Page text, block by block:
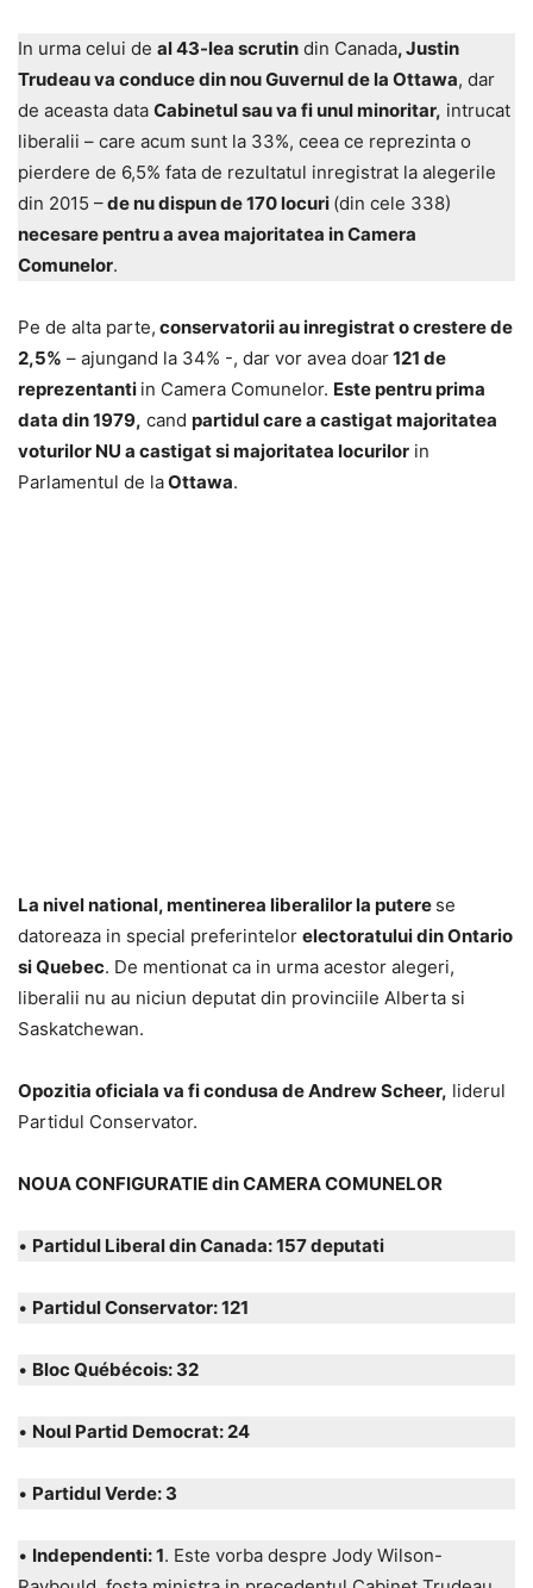
In urma celui de al 43-lea scrutin din Canada, Justin
Trudeau va conduce din nou Guvernul de la Ottawa, dar
de aceasta data Cabinetul sau va fi unul minoritar, intrucat
liberalii – care acum sunt la 33%, ceea ce reprezinta o
pierdere de 6,5% fata de rezultatul inregistrat la alegerile
din 2015 –de nu dispun de 170 locuri (din cele 338)
necesare pentru a avea majoritatea in Camera
Comunelor.
Pe de alta parte, conservatorii au inregistrat o crestere de
2,5% – ajungand la 34% -, dar vor avea doar121 de
reprezentanti in Camera Comunelor. Este pentru prima
data din 1979, cand partidul care a castigat majoritatea
voturilor NU a castigat si majoritatea locurilor in
Parlamentul de laOttawa.
La nivel national, mentinerea liberalilor la putere se
datoreaza in special preferintelor electoratului din Ontario
si Quebec. De mentionat ca in urma acestor alegeri,
liberalii nu au niciun deputat din provinciile Alberta si
Saskatchewan.
Opozitia oficiala va fi condusa de Andrew Scheer, liderul
Partidul Conservator.
NOUA CONFIGURATIE din CAMERA COMUNELOR
• Partidul Liberal din Canada: 157 deputati
• Partidul Conservator: 121
• Bloc Québécois: 32
• Noul Partid Democrat: 24
• Partidul Verde: 3
• Independenti: 1. Este vorba despre Jody Wilson-